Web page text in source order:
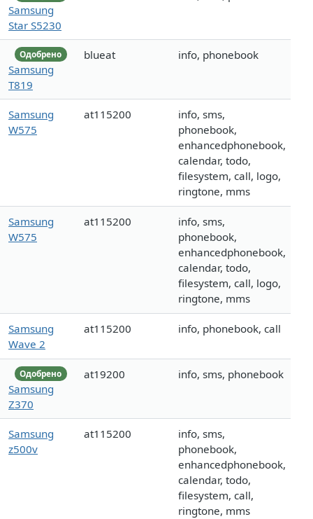
Samsung
Star S5230
Одобрено
Samsung
T819
blueat info, phonebook
Samsung
W575
at115200
info, sms,
phonebook,
enhancedphonebook,
calendar, todo,
filesystem, call, logo,
ringtone, mms
Samsung
W575
at115200
info, sms,
phonebook,
enhancedphonebook,
calendar, todo,
filesystem, call, logo,
ringtone, mms
Samsung
Wave 2
at115200 info, phonebook, call
Одобрено
Samsung
Z370
at19200 info, sms, phonebook
Samsung
z500v
at115200
info, sms,
phonebook,
enhancedphonebook,
calendar, todo,
filesystem, call,
ringtone, mms